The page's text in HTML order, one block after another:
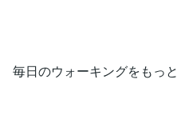
毎日のウォーキングをもっ